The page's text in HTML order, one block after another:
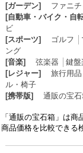
[ガーデン]
ファニ
[自動車・バイク・自
ビ
[スポーツ]
ゴルフ
ング
[音楽]
弦楽器 鍵盤
[レジャー]
旅行用品
ル・椅子
[携帯版]
通販の宝
「通販の宝石箱」は
商品価格を比較できる